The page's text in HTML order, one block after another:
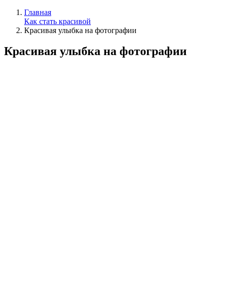
Главная
Как стать красивой
Красивая улыбка на фотографии
Красивая улыбка на фотографии